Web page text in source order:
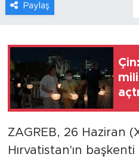
Paylaş
ZAGREB, 26 Haziran
Hırvatistan'ın
Sağlık
Xinhua
Xinhua Türkiye
Seyahat